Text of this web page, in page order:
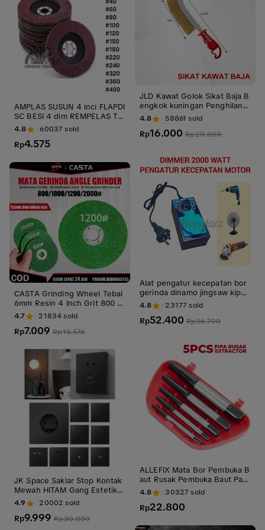
AMPLAS SUSUN 4 inci FLAPDI
SC BESI 4 dim REMPELAS TU
MPUK 4 in FLAPDISC KAYU 1
00MM KERTAS GOSOK BULA
T 4" Logam mata gerinda
4.8 60037 sold
Rp4.575
CASTA Grinding Wheel Tebal
6mm Resin 4 Inch Grit 800 1
000 1200 2000 untuk Penggil
ing Sudut Asah Poles Besi St
ainless Pisau Dapur Multifung
eralatan Rumah Tangga Profe
sional
4.7 21834sold
Rp7.009 Rp15.576
JK Space Saklar Stop Kontak
Mewah HITAM Gang Estetik T
ahan/Steker Serbaguna /Ove
rsteker Serbaguna Tembaga
4.9 20002 sold
Rp9.999 Rp30.000
JLD Kawat Golok Sikat Baja B
engkok kuningan Penghilang
Karat/Penghilang Noda
4.8 58861 sold
Rp16.000 Rp20.000
Alat pengatur kecepatan bor
gerinda dinamo jingsaw kipas
2000 watt Dimmer
4.8 23177 sold
Rp52.400 Rp56.700
ALLEFIX Mata Bor Pembuka B
aut Rusak Pembuka Baut Pata
h 5 pcs - 6656
4.8 30327 sold
Rp22.800